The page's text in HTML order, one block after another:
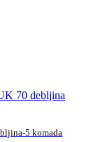
5 komada